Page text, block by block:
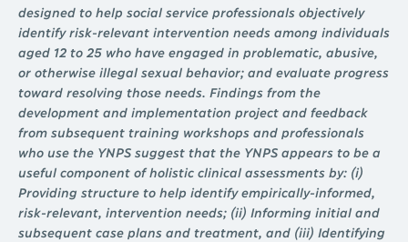
designed to help social service professionals objectively
identify risk-relevant intervention needs among individuals
aged 12 to 25 who have engaged in problematic, abusive,
or otherwise illegal sexual behavior; and evaluate progress
toward resolving those needs. Findings from the
development and implementation project and feedback
from subsequent training workshops and professionals
who use the YNPS suggest that the YNPS appears to be a
useful component of holistic clinical assessments by: (i)
Providing structure to help identify empirically-informed,
risk-relevant, intervention needs; (ii) Informing initial and
subsequent case plans and treatment, and (iii) Identifying